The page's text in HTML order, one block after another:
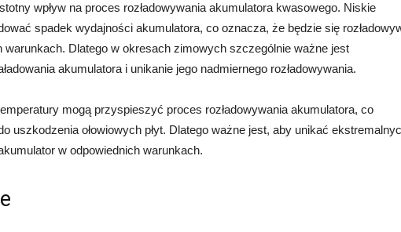
wpływ na proces rozładowywania akumulatora kwasowego. Niskie
spadek wydajności akumulatora, co oznacza, że ​​będzie się
Dlatego w okresach zimowych szczególnie ważne jest
akumulatora i unikanie jego nadmiernego rozładowywania.
mogą przyspieszyć proces rozładowywania akumulatora, co
uszkodzenia ołowiowych płyt. Dlatego ważne jest, aby unikać
w odpowiednich warunkach.